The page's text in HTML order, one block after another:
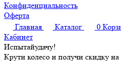
Конфиденциальность
Оферта
Главная
Каталог 0
Кабинет
Испытайудачу!
Крути колесо и получи скидку